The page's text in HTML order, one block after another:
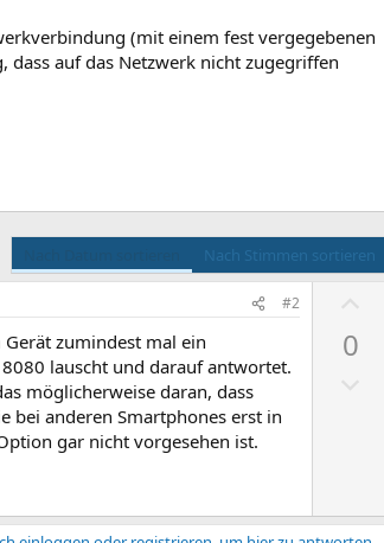
(mit einem fest vergegebenen
auf das Netzwerk nicht zugegriffen
Nach Stimmen sortieren
#2
zumindest mal ein
lauscht und darauf antwortet.
möglicherweise daran, dass
bei anderen Smartphones erst in
gar nicht vorgesehen ist.
S
0
i